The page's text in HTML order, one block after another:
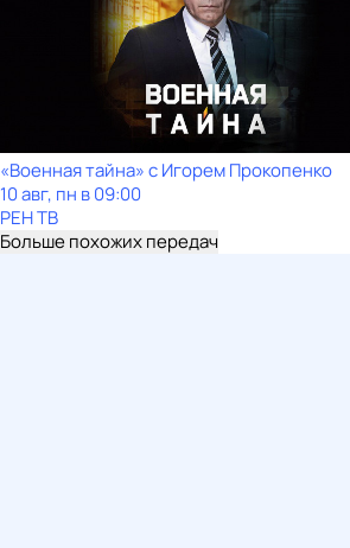
«Военная тайна» с Игорем Прокопенко
10 авг, пн в 09:00
РЕН ТВ
Больше похожих передач